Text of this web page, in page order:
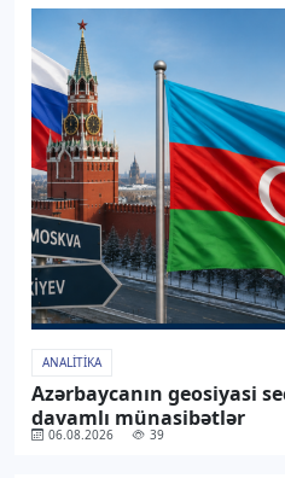
ANALITIKA
Azərbaycanın geosiyasi
davamlı münasibətlər
06.08.2026 39